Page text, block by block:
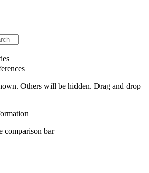
Others will be hidden. Drag and drop
comparison bar